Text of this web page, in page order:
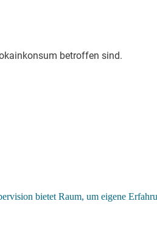
betroffen sind.
bietet Raum, um eigene